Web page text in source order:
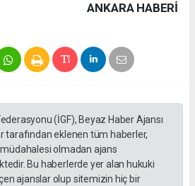
ANKARA HABERİ
(İGF), Beyaz Haber Ajansı
tarafından eklenen tüm haberler,
olmadan ajans
Bu haberlerde yer alan hukuki
ajanslar olup sitemizin hiç bir